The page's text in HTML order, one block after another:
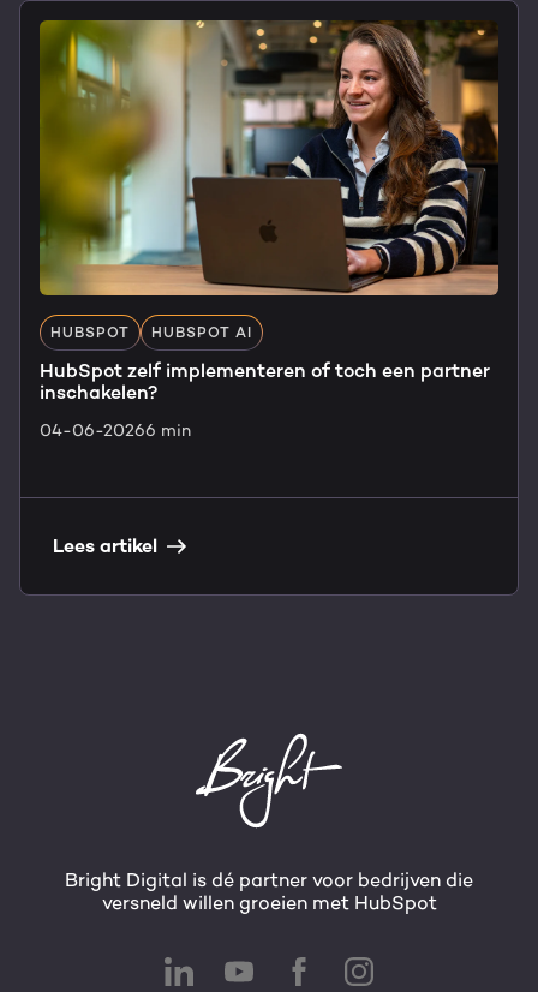
HUBSPOT HUBSPOT AI
HubSpot zelf implementeren of toch een partner
inschakelen?
04-06-20266 min
Lees artikel
Bright Digital is dé partner voor bedrijven die
versneld willen groeien met HubSpot